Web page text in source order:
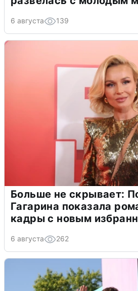
6 августа 139
Больше не скрывает:
Гагарина показала
кадры с новым
6 августа 262